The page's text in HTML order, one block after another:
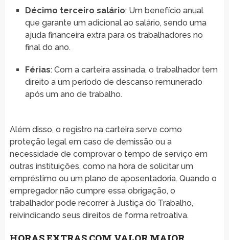
Décimo terceiro salário: Um benefício anual
que garante um adicional ao salário, sendo uma
ajuda financeira extra para os trabalhadores no
final do ano.
Férias: Com a carteira assinada, o trabalhador tem
direito a um período de descanso remunerado
após um ano de trabalho.
Além disso, o registro na carteira serve como
proteção legal em caso de demissão ou a
necessidade de comprovar o tempo de serviço em
outras instituições, como na hora de solicitar um
empréstimo ou um plano de aposentadoria. Quando o
empregador não cumpre essa obrigação, o
trabalhador pode recorrer à Justiça do Trabalho,
reivindicando seus direitos de forma retroativa.